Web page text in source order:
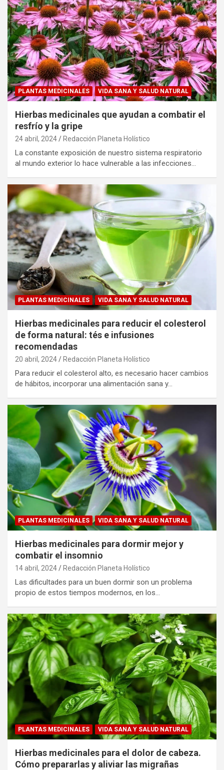
PLANTAS MEDICINALES VIDA SANA Y SALUD NATURAL
Hierbas medicinales que ayudan a combatir el
resfrío y la gripe
24 abril, 2024 Redacción Planeta Holístico
La constante exposición de nuestro sistema respiratorio
al mundo exterior lo hace vulnerable a las infecciones…
PLANTAS MEDICINALES VIDA SANA Y SALUD NATURAL
Hierbas medicinales para reducir el colesterol
de forma natural: tés e infusiones
recomendadas
20 abril, 2024 Redacción Planeta Holístico
Para reducir el colesterol alto, es necesario hacer cambios
de hábitos, incorporar una alimentación sana y…
PLANTAS MEDICINALES VIDA SANA Y SALUD NATURAL
Hierbas medicinales para dormir mejor y
combatir el insomnio
14 abril, 2024 Redacción Planeta Holístico
Las dificultades para un buen dormir son un problema
propio de estos tiempos modernos, en los…
PLANTAS MEDICINALES VIDA SANA Y SALUD NATURAL
Hierbas medicinales para el dolor de cabeza.
Cómo prepararlas y aliviar las migrañas